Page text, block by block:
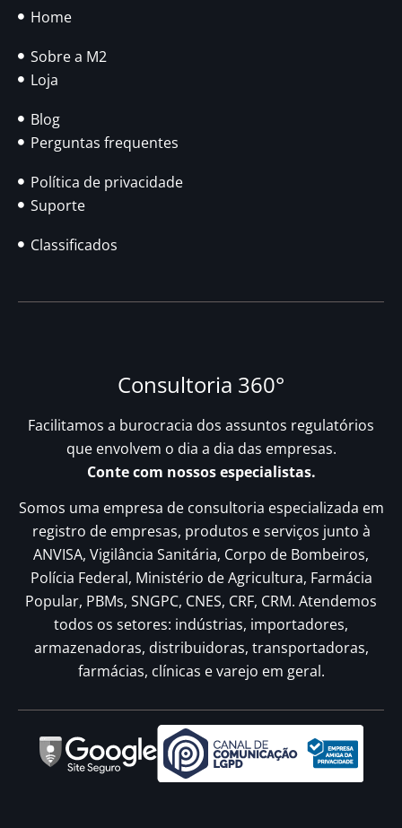
Home
Sobre a M2
Loja
Blog
Perguntas frequentes
Política de privacidade
Suporte
Classificados
Consultoria 360°
Facilitamos a burocracia dos assuntos regulatórios
que envolvem o dia a dia das empresas.
Conte com nossos especialistas.
Somos uma empresa de consultoria especializada em
registro de empresas, produtos e serviços junto à
ANVISA, Vigilância Sanitária, Corpo de Bombeiros,
Polícia Federal, Ministério de Agricultura, Farmácia
Popular, PBMs, SNGPC, CNES, CRF, CRM. Atendemos
todos os setores: indústrias, importadores,
armazenadoras, distribuidoras, transportadoras,
farmácias, clínicas e varejo em geral.